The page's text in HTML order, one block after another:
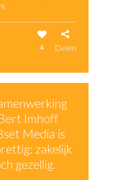
4 Delen
Imhoff
Media is
zakelijk
gezellig.